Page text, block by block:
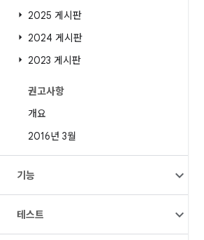
2025 게시판
2024 게시판
2023 게시판
권고사항
개요
2016년 3월
기능
테스트